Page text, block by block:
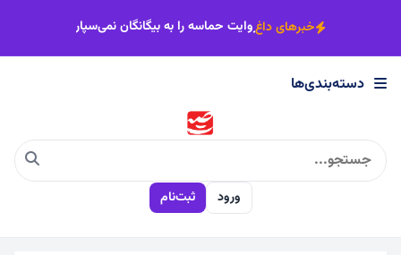
×
دسته‌بندی‌ها
اجتماعی
خبرهای داغ
خداوند حافظ ایران است روایت حماسه را به بیگانگان
دسته‌بندی‌ها
ورود ثبت‌نام